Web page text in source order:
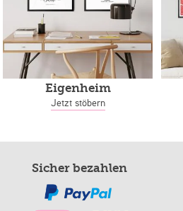
Eigenheim
Jetzt stöbern
Sicher bezahlen